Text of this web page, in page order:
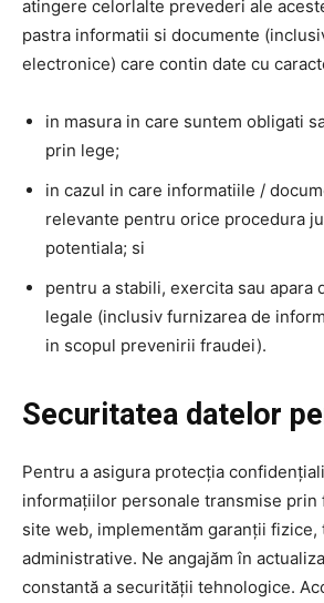
atingere celorlalte prevederi ale
pastra informatii si documente
electronice) care contin date cu
in masura in care suntem obligati
prin lege;
in cazul in care informatiile /
relevante pentru orice procedura
potentiala; si
pentru a stabili, exercita sau apara
legale (inclusiv furnizarea de
in scopul prevenirii fraudei).
Securitatea datelor
Pentru a asigura protecția
informațiilor personale transmise prin
site web, implementăm garanții fizice,
administrative. Ne angajăm în
constantă a securității tehnologice.